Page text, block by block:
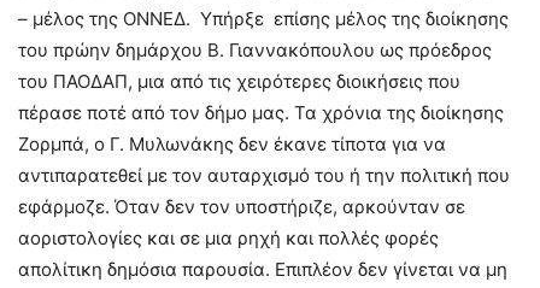
– μέλος της ΟΝΝΕΔ. Υπήρξε επίσης μέλος της διοίκησης
του πρώην δημάρχου Β. Γιαννακόπουλου ως πρόεδρος
του ΠΑΟΔΑΠ, μια από τις χειρότερες διοικήσεις που
πέρασε ποτέ από τον δήμο μας. Τα χρόνια της διοίκησης
Ζορμπά, ο Γ. Μυλωνάκης δεν έκανε τίποτα για να
αντιπαρατεθεί με τον αυταρχισμό του ή την πολιτική που
εφάρμοζε. Όταν δεν τον υποστήριζε, αρκούνταν σε
αοριστολογίες και σε μια ρηχή και πολλές φορές
απολίτικη δημόσια παρουσία. Επιπλέον δεν γίνεται να μη